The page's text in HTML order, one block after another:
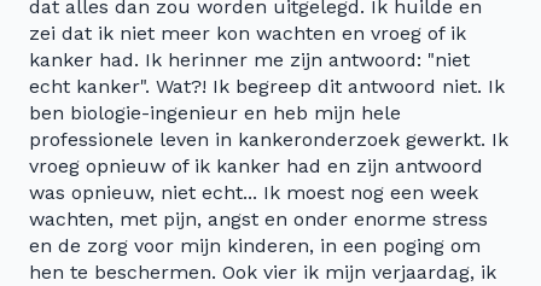
dat alles dan zou worden uitgelegd. Ik huilde en
zei dat ik niet meer kon wachten en vroeg of ik
kanker had. Ik herinner me zijn antwoord: "niet
echt kanker". Wat?! Ik begreep dit antwoord niet. Ik
ben biologie-ingenieur en heb mijn hele
professionele leven in kankeronderzoek gewerkt. Ik
vroeg opnieuw of ik kanker had en zijn antwoord
was opnieuw, niet echt... Ik moest nog een week
wachten, met pijn, angst en onder enorme stress
en de zorg voor mijn kinderen, in een poging om
hen te beschermen. Ook vier ik mijn verjaardag, ik